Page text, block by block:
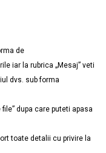
de
iar la rubrica „Mesaj” veti
dvs. sub forma
dupa care puteti apasa
toate detalii cu privire la